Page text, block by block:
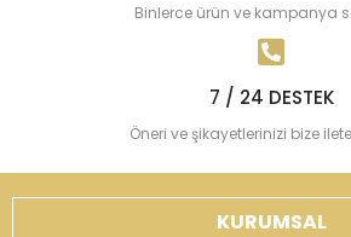
Binlerce ürün ve kampanya
7 / 24 DESTEK
Öneri ve şikayetlerinizi bize
KURUMSAL